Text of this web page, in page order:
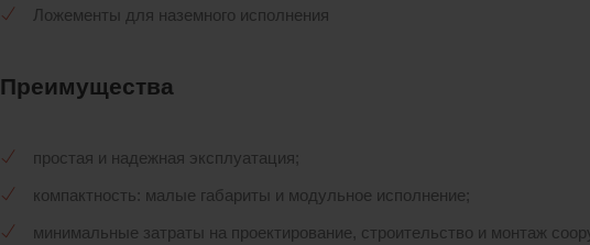
Ложементы для наземного исполнения
Преимущества
простая и надежная эксплуатация;
компактность: малые габариты и модульное исполнение;
минимальные затраты на проектирование, строительство и монтаж